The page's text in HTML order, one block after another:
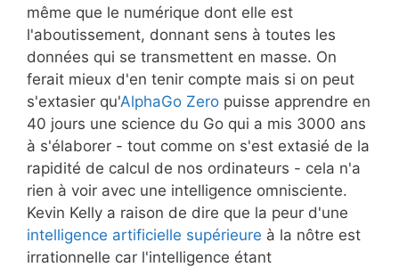
même que le numérique dont elle est
l'aboutissement, donnant sens à toutes les
données qui se transmettent en masse. On
ferait mieux d'en tenir compte mais si on peut
s'extasier qu'AlphaGo Zero puisse apprendre en
40 jours une science du Go qui a mis 3000 ans
à s'élaborer - tout comme on s'est extasié de la
rapidité de calcul de nos ordinateurs - cela n'a
rien à voir avec une intelligence omnisciente.
Kevin Kelly a raison de dire que la peur d'une
intelligence artificielle supérieure à la nôtre est
irrationnelle car l'intelligence étant